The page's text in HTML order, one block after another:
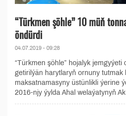
“Türkmen şöhle” 10 müň
öndürdi
04.07.2019 - 09:28
“Türkmen şöhle” hojalyk jemgyýeti
getirilýän harytlaryň ornuny tutmak
maksatnamasyny üstünlikli ýerine
2016-njy ýylda Ahal welaýatynyň